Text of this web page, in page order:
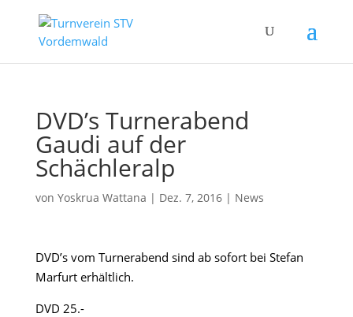
DVD’s Turnerabend
Gaudi auf der
Schächleralp
von Yoskrua Wattana | Dez. 7, 2016| News
DVD’s vom Turnerabend sind ab sofort bei Stefan
Marfurt erhältlich.
DVD 25.-